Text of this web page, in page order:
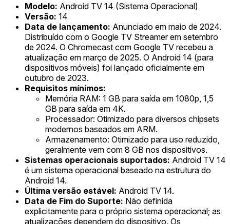
Modelo: Android TV 14 (Sistema Operacional)
Versão: 14
Data de lançamento: Anunciado em maio de 2024.
Distribuído com o Google TV Streamer em setembro
de 2024. O Chromecast com Google TV recebeu a
atualização em março de 2025. O Android 14 (para
dispositivos móveis) foi lançado oficialmente em
outubro de 2023.
Requisitos mínimos:
Memória RAM: 1 GB para saída em 1080p, 1,5
GB para saída em 4K.
Processador: Otimizado para diversos chipsets
modernos baseados em ARM.
Armazenamento: Otimizado para uso reduzido,
geralmente vem com 8 GB nos dispositivos.
Sistemas operacionais suportados: Android TV 14
é um sistema operacional baseado na estrutura do
Android 14.
Última versão estável: Android TV 14.
Data de Fim do Suporte: Não definida
explicitamente para o próprio sistema operacional; as
atualizações dependem do dispositivo. Os